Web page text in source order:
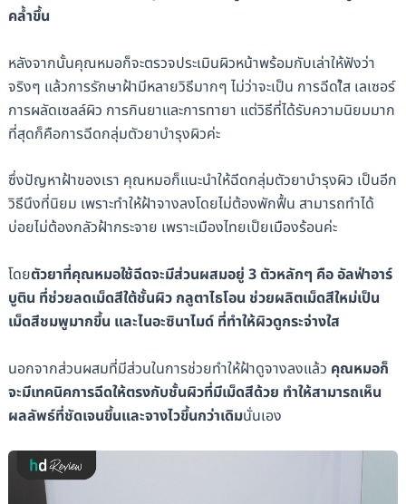
คล้ำขึ้น
หลังจากนั้นคุณหมอก็จะตรวจประเมินผิวหน้าพร้อมกับเล่าให้ฟังว่า
จริงๆ แล้วการรักษาฝ้ามีหลายวิธีมากๆ ไม่ว่าจะเป็น การฉีดใ้ส เลเซอร์
การผลัดเซลล์ผิว การกินยาและการทายา แต่วิธีที่ได้รับความนิยมมาก
ที่สุดก็คือการฉีดกลุ่มตัวยาบำรุงผิวค่ะ
ซึ่งปัญหาฝ้าของเรา คุณหมอก็แนะนำให้ฉีดกลุ่มตัวยาบำรุงผิว เป็นอีก
วิธีนึงที่นิยม เพราะทำให้ฝ้าจางลงโดยไม่ต้องพักฟื้น สามารถทำได้
บ่อยไม่ต้องกลัวฝ้ากระจาย เพราะเมืองไทยเป็ยเมืองร้อนค่ะ
โดยตัวยาที่คุณหมอใช้ฉีดจะมีส่วนผสมอยู่ 3 ตัวหลักๆ คือ อัลฟ่าอาร์
บูติน ที่ช่วยลดเม็ดสีใต้ชั้นผิว กลูตาไธโอน ช่วยผลิตเม็ดสีใหม่เป็น
เม็ดสีชมพูมากขึ้น และไนอะซินาไมด์ ที่ทำให้ผิวดูกระจ่างใส
นอกจากส่วนผสมที่มีส่วนในการช่วยทำให้ฝ้าดูจางลงแล้ว คุณหมอก็
จะมีเทคนิคการฉีดให้ตรงกับชั้นผิวที่มีเม็ดสีด้วย ทำให้สามารถเห็น
ผลลัพธ์ที่ชัดเจนขึ้นและจางไวขึ้นกว่าเดิมนั่นเอง